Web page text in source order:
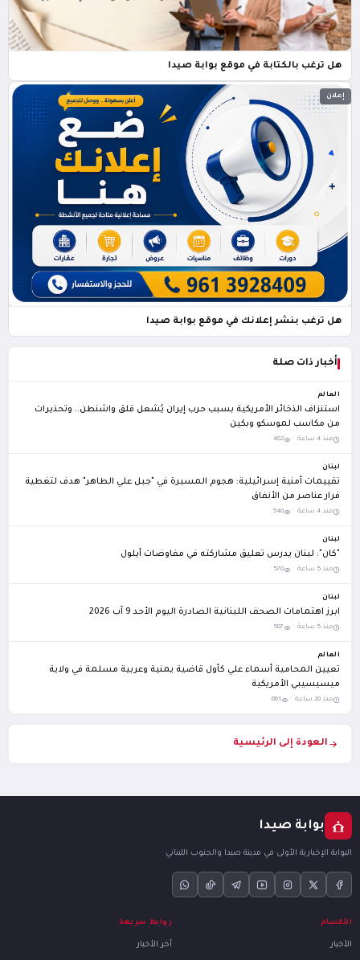
هل ترغب بالكتابة في موقع بوابة صيدا
إعلان
هل ترغب بنشر إعلانك في موقع بوابة صيدا
أخبار ذات صلة
العالم
استنزاف الذخائر الأمريكية بسبب حرب إيران يُشعل قلق واشنطن.. وتحذيرات
من مكاسب لموسكو وبكين
منذ 4 ساعة · 482
لبنان
تقييمات أمنية إسرائيلية: هجوم المسيرة في "جبل علي الطاهر" هدف لتغطية
فرار عناصر من الأنفاق
منذ 4 ساعة · 540
لبنان
"كان": لبنان يدرس تعليق مشاركته في مفاوضات أيلول
منذ 5 ساعة · 570
لبنان
ابرز اهتمامات الصحف اللبنانية الصادرة اليوم الأحد 9 آب 2026
منذ 5 ساعة · 587
العالم
تعيين المحامية أسماء علي كأول قاضية يمنية وعربية مسلمة في ولاية
ميسيسيبي الأمريكية
منذ 20 ساعة · 861
العودة إلى الرئيسية
بوابة صيدا
البوابة الإخبارية الأولى في مدينة صيدا والجنوب اللبناني
الأقسام
الأخبار
روابط سريعة
آخر الأخبار